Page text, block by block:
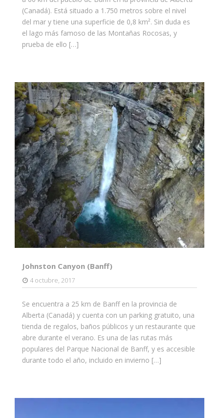
(Canadá). Está situado a 1.750 metros sobre el nivel
del mar y tiene una superficie de 0,8 km². Sin duda es
el lago más famoso de las Montañas Rocosas, y
prueba de ello […]
Johnston Canyon (Banff)
4 octubre, 2017
Se encuentra a 25 km de Banff en la provincia de
Alberta (Canadá) y cuenta con un parking gratuito, una
tienda de regalos, baños públicos y un restaurante que
abre durante el verano. Es una de las rutas más
populares del Parque Nacional de Banff, y es accesible
durante todo el año, incluido en invierno […]